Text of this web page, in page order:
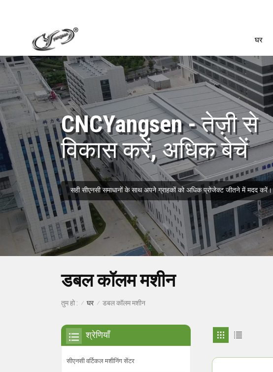
घर
CNCYangsen - तेज़ी से
विकास करें, अधिक बेचें
सही सीएनसी समाधानों के साथ अपने ग्राहकों को अधिक प्रोजेक्ट जीतने में मदद करें।
डबल कॉलम मशीन
तुम हो : / घर / डबल कॉलम मशीन
श्रेणियाँ
सीएनसी वर्टिकल मशीनिंग सेंटर